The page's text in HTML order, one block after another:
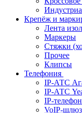
Крепёж и
Лента
Маркеры
Стяжки
Прочее
Клипсы
Телефония
IP-АТС
IP-АТС
IP-
VoIP-